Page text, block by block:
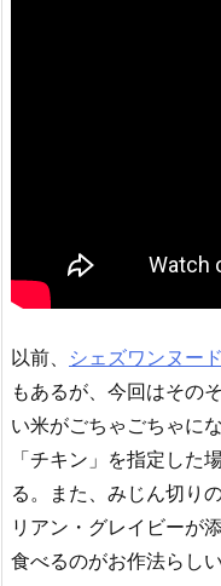
以前、 シェズワンヌー
もあるが、今回はその
い米がごちゃごちゃに
「チキン」を指定した
る。また、みじん切り
リアン・グレイビーが
食べるのがお作法らしい